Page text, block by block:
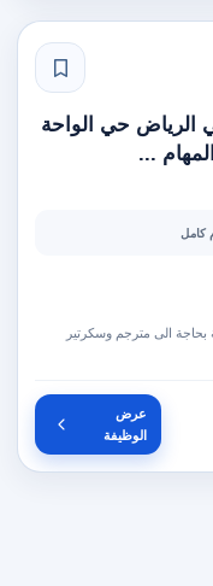
الرياض حي الواحة
...
كامل
الى مترجم وسكرتير
عرض
الوظيفة